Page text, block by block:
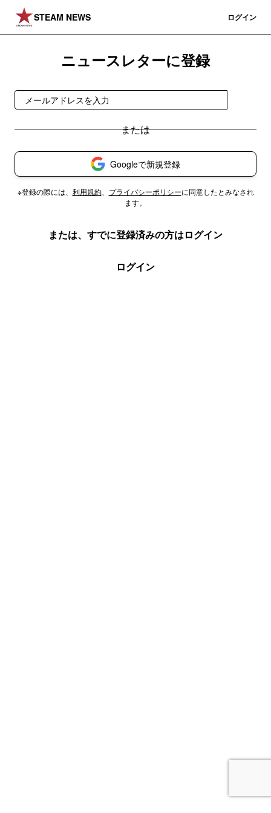
STEAM NEWS ログイン
ニュースレターに登録
Googleで新規登録
※登録の際には、 利用規約、 プライバシーポリシーに同意したとみなされ
ます。
または、すでに登録済みの方はログイン
ログイン